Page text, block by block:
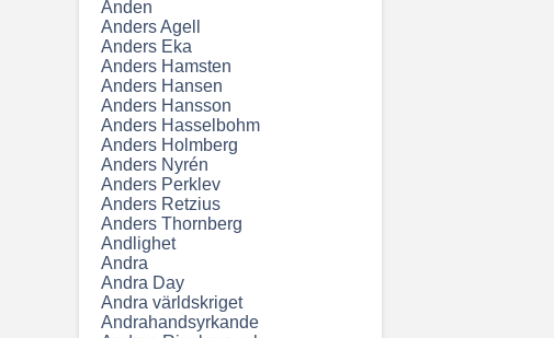
Anden
Anders Agell
Anders Eka
Anders Hamsten
Anders Hansen
Anders Hansson
Anders Hasselbohm
Anders Holmberg
Anders Nyrén
Anders Perklev
Anders Retzius
Anders Thornberg
Andlighet
Andra
Andra Day
Andra världskriget
Andrahandsyrkande